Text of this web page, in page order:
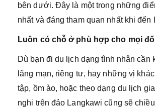
bên dưới. Đây là một trong những
nhất và đáng tham quan nhất khi đến
Luôn có chỗ ở phù hợp cho mọi
Dù bạn đi du lịch dạng tình nhân cần
lãng mạn, riêng tư, hay những vị
tập, ồm ào, hoặc theo dạng du lịch
nghi trên đảo Langkawi cũng sẽ